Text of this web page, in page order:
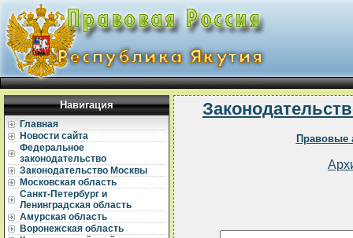
Навигация
Главная
Новости сайта
Федеральное
законодательство
Законодательство Москвы
Московская область
Санкт-Петербург и
Ленинградская область
Амурская область
Воронежская область
Правовые